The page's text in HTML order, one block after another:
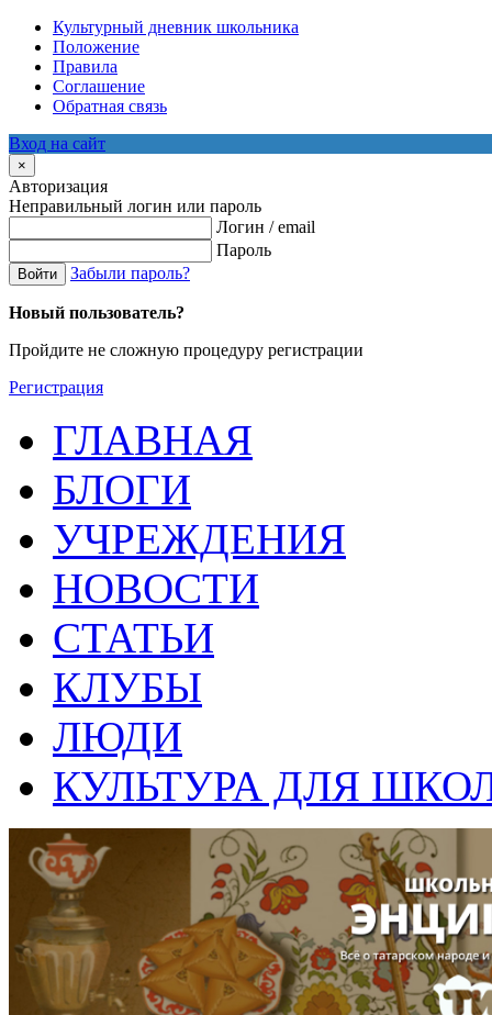
Культурный дневник школьника
Положение
Правила
Соглашение
Обратная связь
Вход на сайт
×
Авторизация
Неправильный логин или пароль
Логин / email
Пароль
Войти Забыли пароль?
Новый пользователь?
Пройдите не сложную процедуру регистрации
Регистрация
ГЛАВНАЯ
БЛОГИ
УЧРЕЖДЕНИЯ
НОВОСТИ
СТАТЬИ
КЛУБЫ
ЛЮДИ
КУЛЬТУРА ДЛЯ